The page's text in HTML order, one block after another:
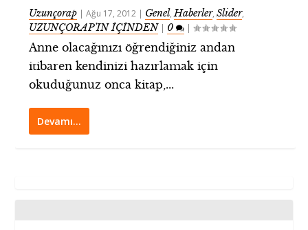
Uzunçorap |Ağu 17, 2012 | Genel,Haberler,Slider,
UZUNÇORAP’IN İÇİNDEN| 0 |
Anne olacağınızı öğrendiğiniz andan
itibaren kendinizi hazırlamak için
okuduğunuz onca kitap,...
Devamı…